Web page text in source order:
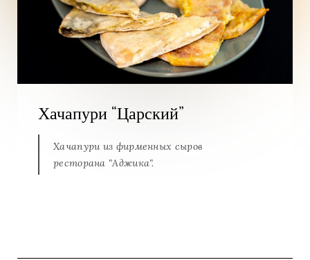
Хачапури “Царский”
Хачапури из фирменных сыров
ресторана "Аджика".